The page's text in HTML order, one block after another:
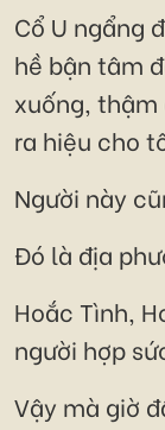
Cổ U ngẩng
hề bận tâm
xuống,
ra hiệu cho
Người này
Đó là địa
Hoắc Tình,
người hợp
Vậy mà giờ